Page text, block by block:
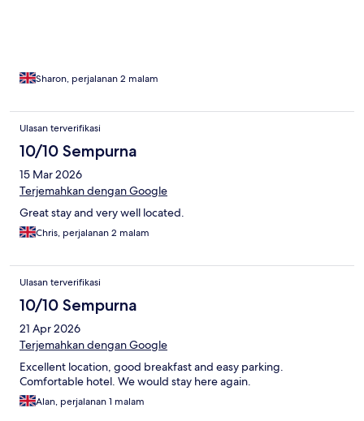
Sharon, perjalanan 2 malam
Ulasan terverifikasi
10/10 Sempurna
15 Mar 2026
Terjemahkan dengan Google
Great stay and very well located.
Chris, perjalanan 2 malam
Ulasan terverifikasi
10/10 Sempurna
21 Apr 2026
Terjemahkan dengan Google
Excellent location, good breakfast and easy parking.
Comfortable hotel. We would stay here again.
Alan, perjalanan 1 malam